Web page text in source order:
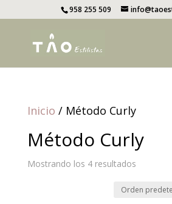
958 255 509
Inicio / Método Curly
Método Curly
Mostrando los 4 resultados